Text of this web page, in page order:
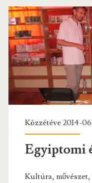
Közzétéve 2014-
Egyiptomi
Kultúra,